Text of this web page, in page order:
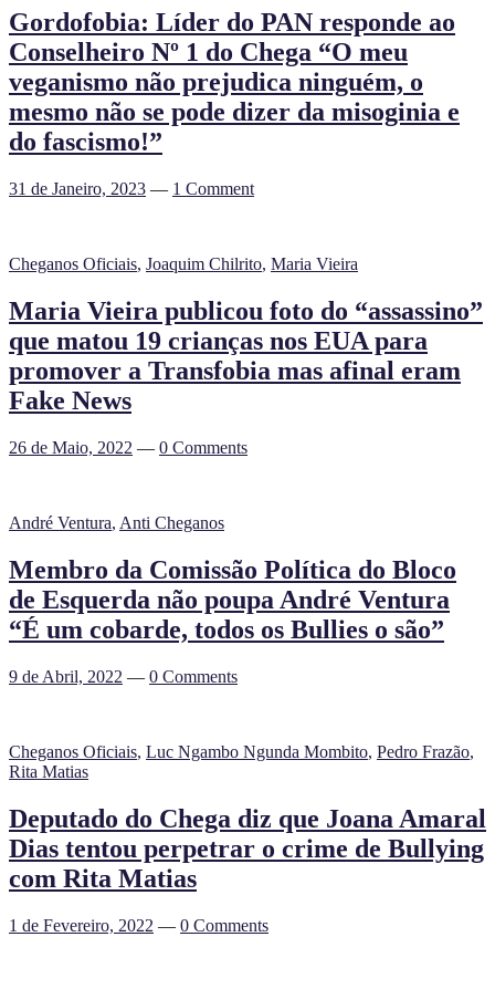
Gordofobia: Líder do PAN responde ao
Conselheiro Nº 1 do Chega “O meu
veganismo não prejudica ninguém, o
mesmo não se pode dizer da misoginia e
do fascismo!”
31 de Janeiro, 2023 — 1 Comment
Cheganos Oficiais, Joaquim Chilrito, Maria Vieira
Maria Vieira publicou foto do “assassino”
que matou 19 crianças nos EUA para
promover a Transfobia mas afinal eram
Fake News
26 de Maio, 2022 — 0 Comments
André Ventura, Anti Cheganos
Membro da Comissão Política do Bloco
de Esquerda não poupa André Ventura
“É um cobarde, todos os Bullies o são”
9 de Abril, 2022 — 0 Comments
Cheganos Oficiais, Luc Ngambo Ngunda Mombito, Pedro Frazão,
Rita Matias
Deputado do Chega diz que Joana Amaral
Dias tentou perpetrar o crime de Bullying
com Rita Matias
1 de Fevereiro, 2022 — 0 Comments